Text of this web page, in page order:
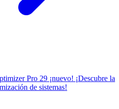
Pro 29 ¡nuevo! ¡Descubre la
de sistemas!